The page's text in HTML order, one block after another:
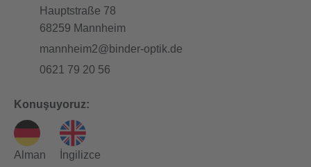
Hauptstraße 78
68259 Mannheim
mannheim2@binder-optik.de
0621 79 20 56
Konuşuyoruz:
Alman İngilizce